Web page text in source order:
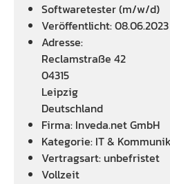
Softwaretester (m/w/d)
Veröffentlicht:08.06.2023
Adresse:
Reclamstraße 42
04315
Leipzig
Deutschland
Firma: Inveda.net GmbH
Kategorie: IT &
Vertragsart: unbefristet
Vollzeit